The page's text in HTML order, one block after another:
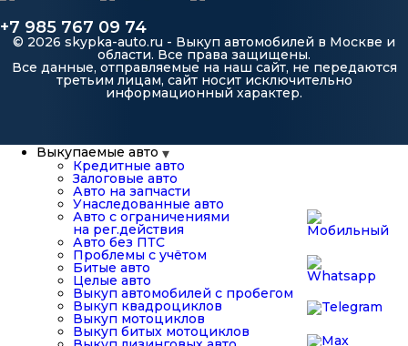
+7 985 767 09 74
© 2026 skypka-auto.ru - Выкуп автомобилей в Москве и
области. Все права защищены.
Все данные, отправляемые на наш сайт, не передаются
третьим лицам, сайт носит исключительно
информационный характер.
Выкупаемые авто
Кредитные авто
Залоговые авто
Авто на запчасти
Унаследованные авто
Авто с ограничениями
на рег.действия
Авто без ПТС
Проблемы с учётом
Битые авто
Целые авто
Выкуп автомобилей с пробегом
Выкуп квадроциклов
Выкуп мотоциклов
Выкуп битых мотоциклов